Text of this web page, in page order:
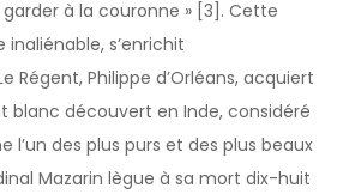
à la couronne » [3]. Cette
s’enrichit
Régent, Philippe d’Orléans, acquiert
blanc découvert en Inde, considéré
l’un des plus purs et des plus beaux
Mazarin lègue à sa mort dix-huit